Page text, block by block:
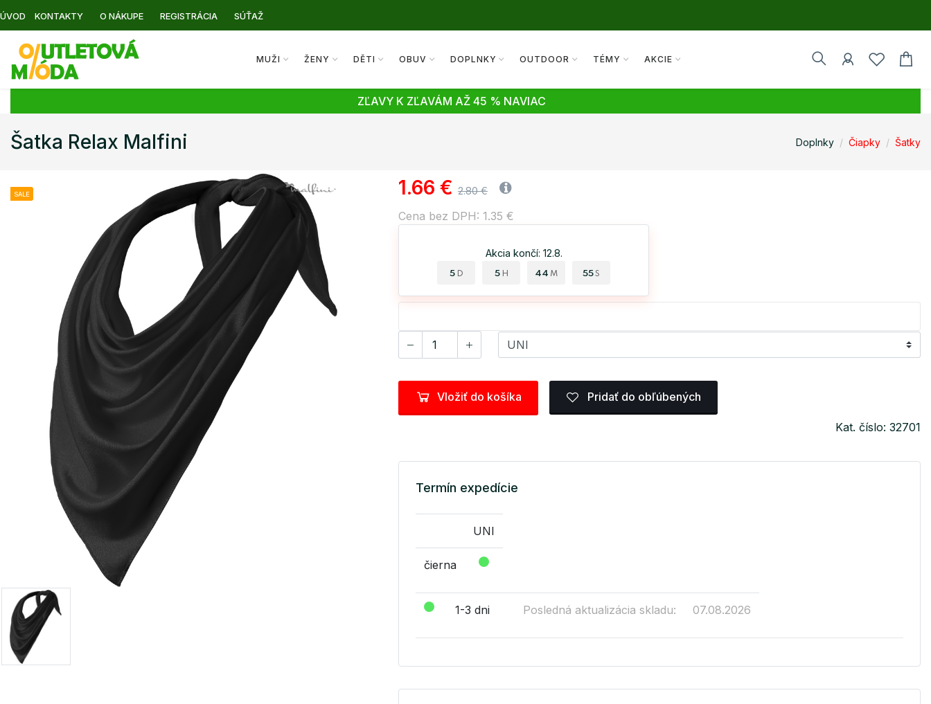
ÚVOD KONTAKTY O NÁKUPE REGISTRÁCIA SÚŤAŽ
MUŽI ŽENY DĚTI OBUV DOPLNKY OUTDOOR TÉMY AKCIE
ZĽAVY K ZĽAVÁM AŽ 45 % NAVIAC
Šatka Relax Malfini Doplnky Čiapky Šatky
SALE 1.66 € 2.80 €
Cena bez DPH: 1.35 €
Akcia končí: 12.8.
5 D 5 H 44 M 55S
Vložiť do košíka Pridať do obľúbených
Kat. číslo: 32701
Termín expedície
UNI
čierna
1-3 dni Posledná aktualizácia skladu: 07.08.2026